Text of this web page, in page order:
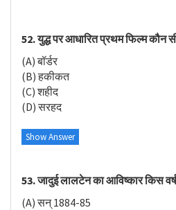
52. युद्ध पर आधारित प्रथम फिल्म कौन
(A) बॉर्डर
(B) हकीकत
(C) शहीद
(D) सरहद
Show Answer
53. जादुई लालटेन का आविष्कार किस
(A) सन् 1884-85